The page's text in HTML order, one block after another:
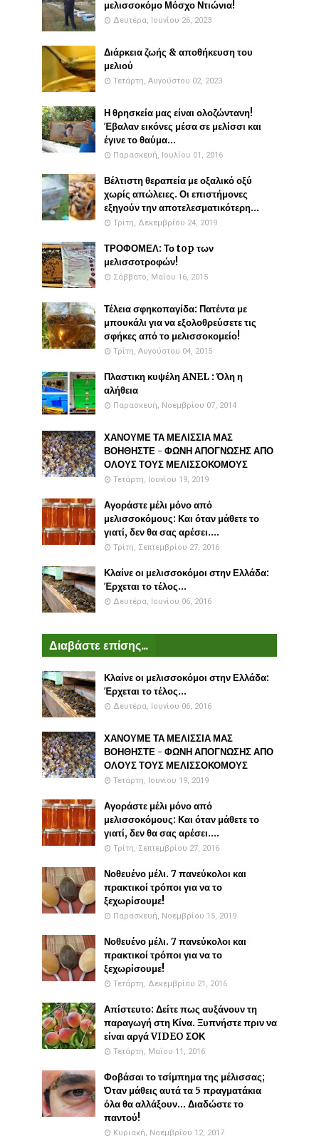
μελισσοκόμο Μόσχο Ντιώνια!
Δευτέρα, Ιουνίου 26, 2023
Διάρκεια ζωής & αποθήκευση του
μελιού
Τετάρτη, Αυγούστου 02, 2023
Η θρησκεία μας είναι ολοζώντανη!
Έβαλαν εικόνες μέσα σε μελίσσι και
έγινε το θαύμα...
Παρασκευή, Ιουλίου 01, 2016
Βέλτιστη θεραπεία με οξαλικό οξύ
χωρίς απώλειες. Οι επιστήμονες
εξηγούν την αποτελεσματικότερη...
Τρίτη, Δεκεμβρίου 24, 2019
ΤΡΟΦΟΜΕΛ: Το top των
μελισσοτροφών!
Σάββατο, Μαΐου 16, 2015
Τέλεια σφηκοπαγίδα: Πατέντα με
μπουκάλι για να εξολοθρεύσετε τις
σφήκες από το μελισσοκομείο!
Τρίτη, Αυγούστου 04, 2015
Πλαστικη κυψέλη ANEL : Όλη η
αλήθεια
Παρασκευή, Νοεμβρίου 07, 2014
ΧΑΝΟΥΜΕ ΤΑ ΜΕΛΙΣΣΙΑ ΜΑΣ
ΒΟΗΘΗΣΤΕ - ΦΩΝΗ ΑΠΟΓΝΩΣΗΣ ΑΠΟ
ΟΛΟΥΣ ΤΟΥΣ ΜΕΛΙΣΣΟΚΟΜΟΥΣ
Τετάρτη, Ιουνίου 19, 2019
Αγοράστε μέλι μόνο από
μελισσοκόμους: Και όταν μάθετε το
γιατί, δεν θα σας αρέσει....
Τρίτη, Σεπτεμβρίου 27, 2016
Κλαίνε οι μελισσοκόμοι στην Ελλάδα:
Έρχεται το τέλος...
Δευτέρα, Ιουνίου 06, 2016
Διαβάστε επίσης...
Κλαίνε οι μελισσοκόμοι στην Ελλάδα:
Έρχεται το τέλος...
Δευτέρα, Ιουνίου 06, 2016
ΧΑΝΟΥΜΕ ΤΑ ΜΕΛΙΣΣΙΑ ΜΑΣ
ΒΟΗΘΗΣΤΕ - ΦΩΝΗ ΑΠΟΓΝΩΣΗΣ ΑΠΟ
ΟΛΟΥΣ ΤΟΥΣ ΜΕΛΙΣΣΟΚΟΜΟΥΣ
Τετάρτη, Ιουνίου 19, 2019
Αγοράστε μέλι μόνο από
μελισσοκόμους: Και όταν μάθετε το
γιατί, δεν θα σας αρέσει....
Τρίτη, Σεπτεμβρίου 27, 2016
Νοθευένο μέλι. 7 πανεύκολοι και
πρακτικοί τρόποι για να το
ξεχωρίσουμε!
Παρασκευή, Νοεμβρίου 15, 2019
Νοθευένο μέλι. 7 πανεύκολοι και
πρακτικοί τρόποι για να το
ξεχωρίσουμε!
Τετάρτη, Δεκεμβρίου 21, 2016
Απίστευτο: Δείτε πως αυξάνουν τη
παραγωγή στη Κίνα. Ξυπνήστε πριν να
είναι αργά VIDEO ΣΟΚ
Τετάρτη, Μαΐου 11, 2016
Φοβάσαι το τσίμπημα της μέλισσας;
Όταν μάθεις αυτά τα 5 πραγματάκια
όλα θα αλλάξουν... Διαδώστε το
παντού!
Κυριακή, Νοεμβρίου 12, 2017